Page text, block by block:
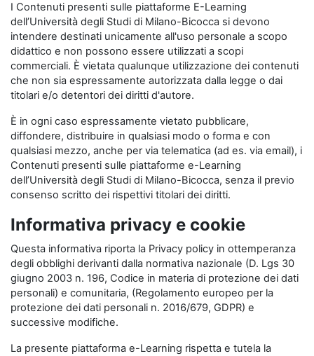
I Contenuti presenti sulle piattaforme E-Learning
dell’Università degli Studi di Milano-Bicocca si devono
intendere destinati unicamente all'uso personale a scopo
didattico e non possono essere utilizzati a scopi
commerciali. È vietata qualunque utilizzazione dei contenuti
che non sia espressamente autorizzata dalla legge o dai
titolari e/o detentori dei diritti d'autore.
È in ogni caso espressamente vietato pubblicare,
diffondere, distribuire in qualsiasi modo o forma e con
qualsiasi mezzo, anche per via telematica (ad es. via email), i
Contenuti presenti sulle piattaforme e-Learning
dell’Università degli Studi di Milano-Bicocca, senza il previo
consenso scritto dei rispettivi titolari dei diritti.
Informativa privacy e cookie
Questa informativa riporta la Privacy policy in ottemperanza
degli obblighi derivanti dalla normativa nazionale (D. Lgs 30
giugno 2003 n. 196, Codice in materia di protezione dei dati
personali) e comunitaria, (Regolamento europeo per la
protezione dei dati personali n. 2016/679, GDPR) e
successive modifiche.
La presente piattaforma e-Learning rispetta e tutela la